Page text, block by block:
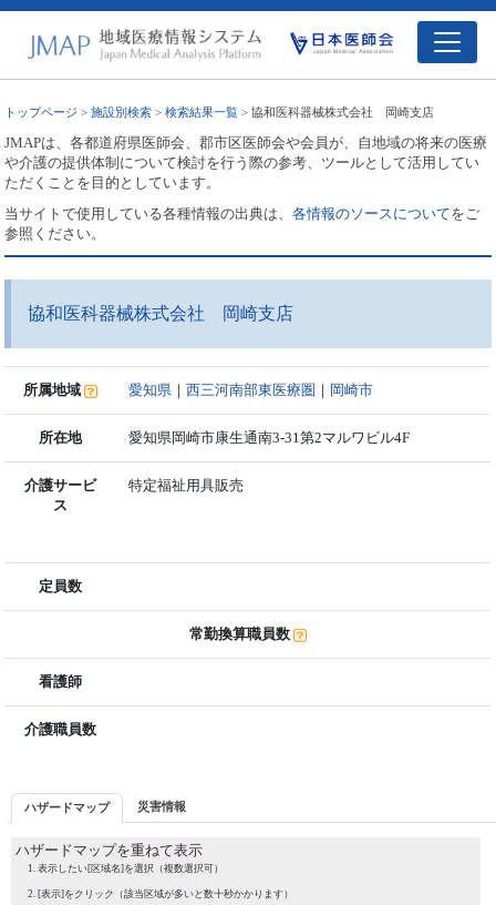
トップページ >施設別検索 >検索結果一覧 > 協和医科器械株式会社 岡崎支店
JMAPは、各都道府県医師会、郡市区医師会や会員が、自地域の将来の医療
や介護の提供体制について検討を行う際の参考、ツールとして活用してい
ただくことを目的としています。
当サイトで使用している各種情報の出典は、各情報のソースについてをご
参照ください。
協和医科器械株式会社 岡崎支店
所属地域 愛知県 ｜西三河南部東医療圏 ｜ 岡崎市
所在地 愛知県岡崎市康生通南3-31第2マルワビル4F
介護サービ
ス
特定福祉用具販売
定員数
常勤換算職員数
看護師
介護職員数
ハザードマップ 災害情報
ハザードマップを重ねて表示
表示したい[区域名]を選択（複数選択可）
[表示]をクリック（該当区域が多いと数十秒かかります）